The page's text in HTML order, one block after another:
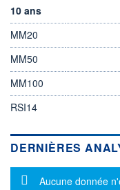
10 ans
MM20
MM50
MM100
RSI14
DERNIÈRES
Message
Aucune donnée